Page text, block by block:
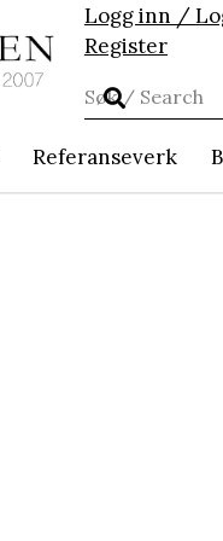
Logg inn /
Register
Referanseverk